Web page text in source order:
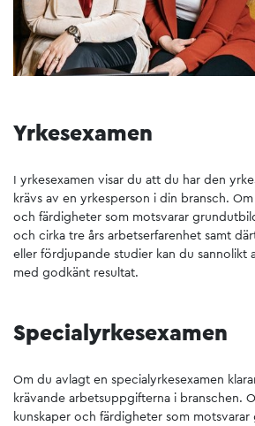
Yrkesexamen
I yrkesexamen visar du att du har den
krävs av en yrkesperson i din bransch.
och färdigheter som motsvarar
och cirka tre års arbetserfarenhet samt
eller fördjupande studier kan du sannolikt
med godkänt resultat.
Specialyrkesexamen
Om du avlagt en specialyrkesexamen
krävande arbetsuppgifterna i branschen.
kunskaper och färdigheter som